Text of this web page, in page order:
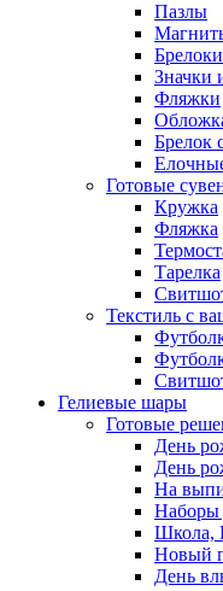
Пазлы
Значки
Фляжки
Брелок
Готовые
Кружка
Фляжка
Тарелка
Текстиль с
Гелиевые шары
Готовые
День
День
На
Наборы
Школа,
Новый
День